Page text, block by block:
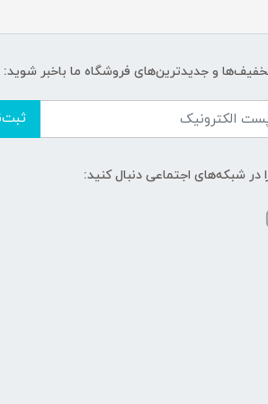
و جدیدترین‌های فروشگاه ما باخبر شوید:
در شبکه‌های اجتماعی دنبال کنید: